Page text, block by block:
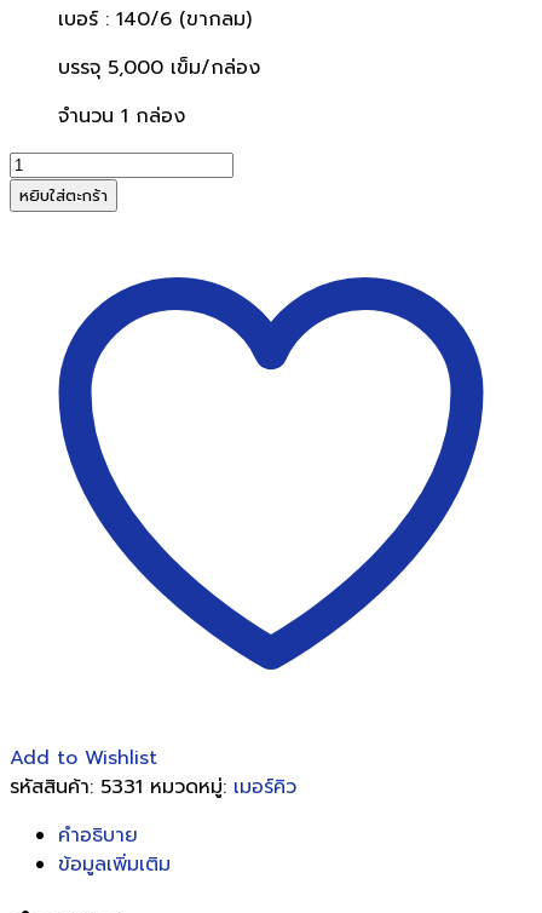
เบอร์ : 140/6 (ขากลม)
บรรจุ 5,000 เข็ม/กล่อง
จำนวน 1 กล่อง
จำนวน
MERCURY
ลวด
เบอร์140/6
(5,000ตัว/
หยิบใส่ตะกร้า
Add to Wishlist
รหัสสินค้า: 5331 หมวดหมู่: เมอร์คิว
คำอธิบาย
ข้อมูลเพิ่มเติม